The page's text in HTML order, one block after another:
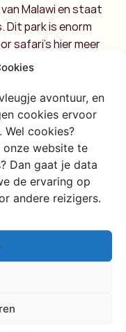
avontuur, en
cookies ervoor
cookies?
onze website te
Dan gaat je data
de ervaring op
andere reizigers.
Malawi en staat
Dit park is enorm
safari’s hier meer
afvinken van dieren.
het spotten ervan
voor reizigers die
safari-ervaring,
past bij
Malawi